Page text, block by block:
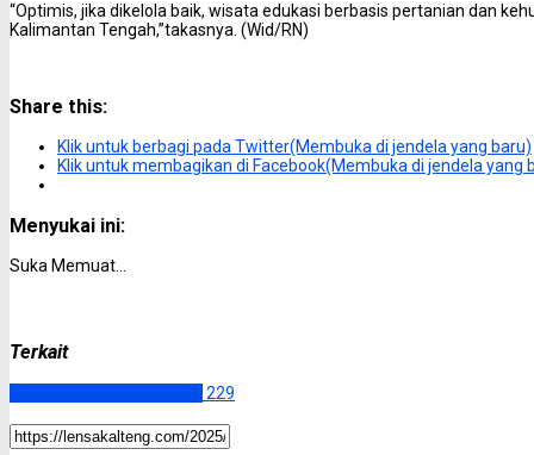
“Optimis, jika dikelola baik, wisata edukasi berbasis pertanian dan
Kalimantan Tengah,”takasnya. (Wid/RN)
Share this:
Klik untuk berbagi pada Twitter(Membuka di jendela yang baru)
Klik untuk membagikan di Facebook(Membuka di jendela yang
Menyukai ini:
Suka Memuat...
Terkait
229